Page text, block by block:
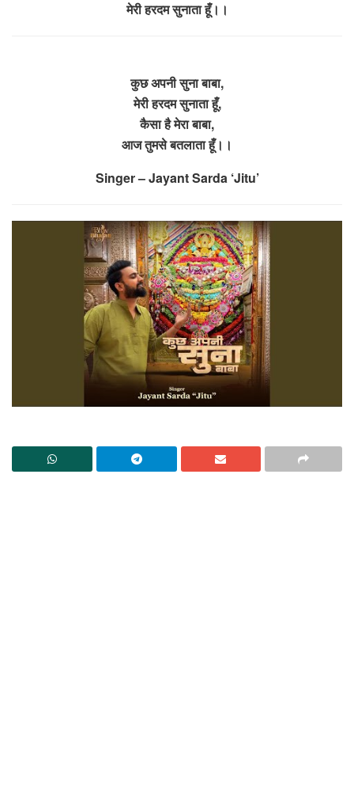
मेरी हरदम सुनाता हूँ।।
कुछ अपनी सुना बाबा,
मेरी हरदम सुनाता हूँ,
कैसा है मेरा बाबा,
आज तुमसे बतलाता हूँ।।
Singer – Jayant Sarda ‘Jitu’